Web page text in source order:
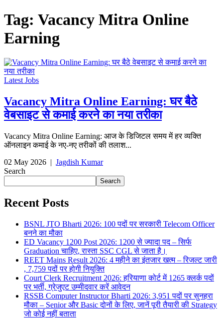
Tag: Vacancy Mitra Online
Earning
Latest Jobs
Vacancy Mitra Online Earning: घर बैठे
वेबसाइट से कमाई करने का नया तरीका
Vacancy Mitra Online Earning: आज के डिजिटल समय में हर व्यक्ति
ऑनलाइन कमाई के नए-नए तरीकों की तलाश...
02 May 2026 | Jagdish Kumar
Search
Search
Recent Posts
BSNL JTO Bharti 2026: 100 पदों पर सरकारी Telecom Officer
बनने का मौका
ED Vacancy 1200 Post 2026: 1200 से ज्यादा पद – सिर्फ
Graduation चाहिए, रास्ता SSC CGL से जाता है।
REET Mains Result 2026: 4 महीने का इंतजार खत्म – रिजल्ट जारी
, 7,759 पदों पर होगी नियुक्ति
Court Clerk Recruitment 2026: हरियाणा कोर्ट में 1265 क्लर्क पदों
पर भर्ती, ग्रेजुएट उम्मीदवार करें आवेदन
RSSB Computer Instructor Bharti 2026: 3,951 पदों पर सुनहरा
मौका – Senior और Basic दोनों के लिए, जानें पूरी तैयारी की Strategy
जो कोई नहीं बताता